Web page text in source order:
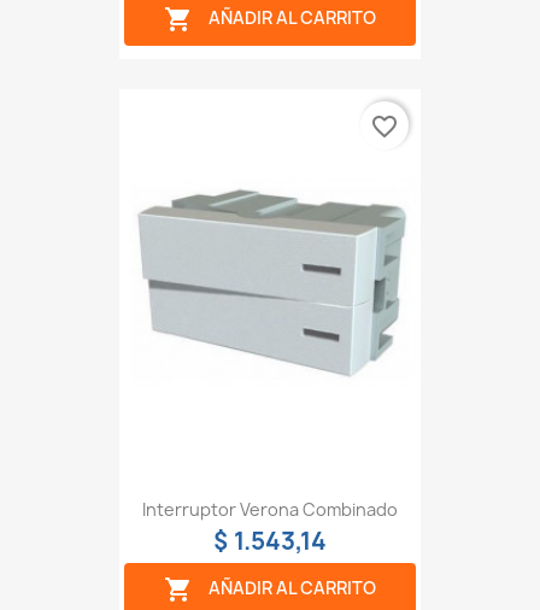
 AÑADIR AL CARRITO
Interruptor Verona Combinado
$ 1.543,14
 AÑADIR AL CARRITO
favorite_border